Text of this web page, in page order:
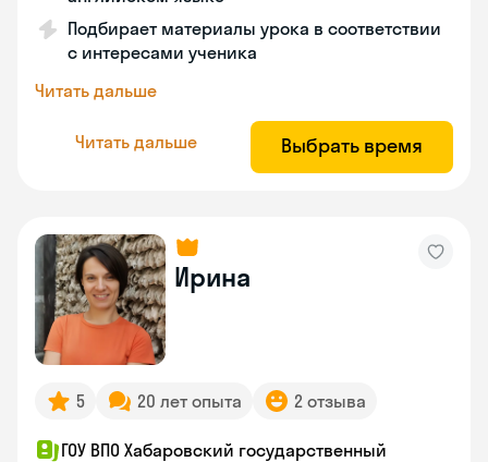
Подбирает материалы урока в соответствии
с интересами ученика
Читать дальше
Читать дальше Выбрать время
Ирина
5 20 лет опыта 2 отзыва
ГОУ ВПО Хабаровский государственный